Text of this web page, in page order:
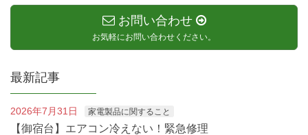
お問い合わせ
お気軽にお問い合わせください。
最新記事
2026年7月31日 家電製品に関すること
【御宿台】エアコン冷えない！緊急修理